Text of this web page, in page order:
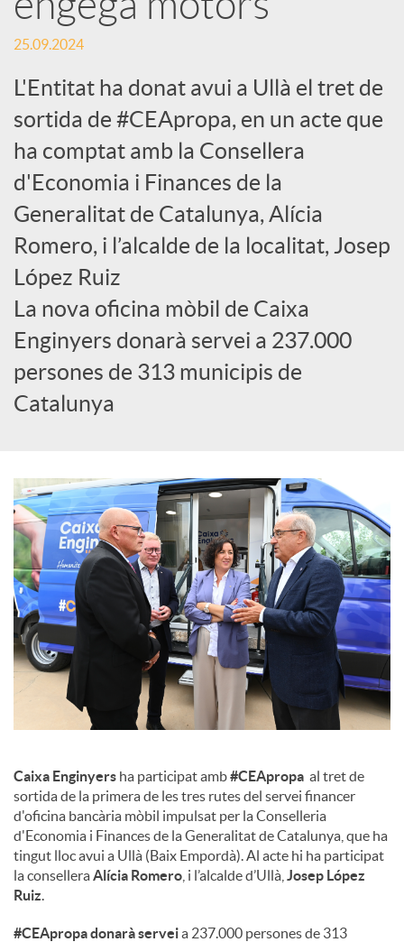
c
a
d
o
r
d
e
o
n
t
i
n
g
u
t
25.09.2024
L'Entitat ha donat avui a Ullà el tret de
sortida de #CEApropa, en un acte que
ha comptat amb la Consellera
d'Economia i Finances de la
Generalitat de Catalunya, Alícia
Romero, i l’alcalde de la localitat, Josep
López Ruiz
La nova oficina mòbil de Caixa
Enginyers donarà servei a 237.000
persones de 313 municipis de
Catalunya
Caixa Enginyers ha participat amb#CEApropa al tret de
sortida de la primera de les tres rutes del servei financer
d'oficina bancària mòbil impulsat per la Conselleria
d'Economia i Finances de la Generalitat de Catalunya, que ha
tingut lloc avui a Ullà (Baix Empordà). Al acte hi ha participat
la conselleraAlícia Romero , i l’alcalde d’Ullà, Josep López
Ruiz.
#CEApropa donarà serveia 237.000 persones de 313